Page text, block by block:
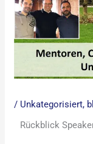
/ Unkategorisiert,
Rückblick